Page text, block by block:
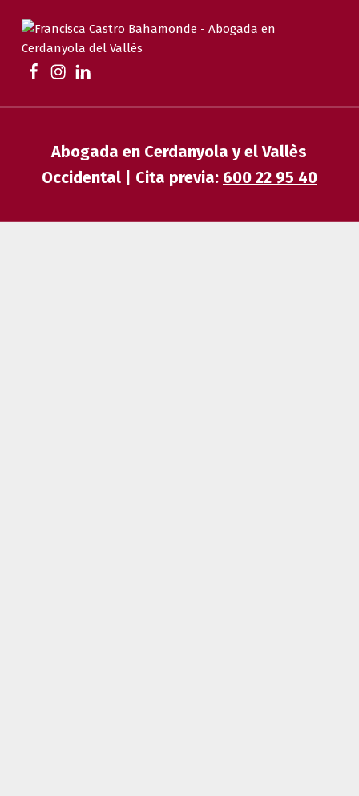
Abogada en Cerdanyola y el Vallès
Occidental | Cita previa: 600 22 95 40